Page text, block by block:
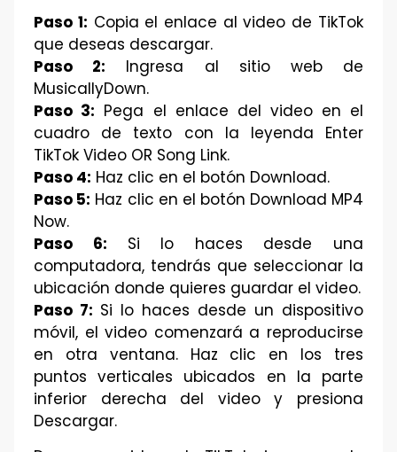
Paso 1: Copia el enlace al video de TikTok
que deseas descargar.
Paso 2: Ingresa al sitio web de
MusicallyDown.
Paso 3: Pega el enlace del video en el
cuadro de texto con la leyenda Enter
TikTok Video OR Song Link.
Paso 4: Haz clic en el botón Download.
Paso 5: Haz clic en el botón Download MP4
Now.
Paso 6: Si lo haces desde una
computadora, tendrás que seleccionar la
ubicación donde quieres guardar el video.
Paso 7: Si lo haces desde un dispositivo
móvil, el video comenzará a reproducirse
en otra ventana. Haz clic en los tres
puntos verticales ubicados en la parte
inferior derecha del video y presiona
Descargar.